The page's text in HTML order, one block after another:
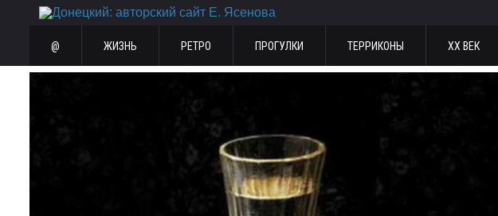
@ ЖИЗНЬ РЕТРО ПРОГУЛКИ ТЕРРИКОНЫ ХХ ВЕК